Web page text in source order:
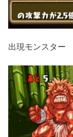
出現モンスター